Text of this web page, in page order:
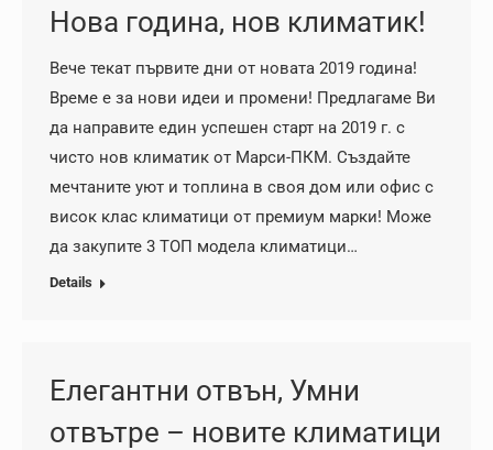
Нова година, нов климатик!
Вече текат първите дни от новата 2019 година!
Време е за нови идеи и промени! Предлагаме Ви
да направите един успешен старт на 2019 г. с
чисто нов климатик от Марси-ПКМ. Създайте
мечтаните уют и топлина в своя дом или офис с
висок клас климатици от премиум марки! Може
да закупите 3 ТОП модела климатици…
Details
Елегантни отвън, Умни
отвътре – новите климатици